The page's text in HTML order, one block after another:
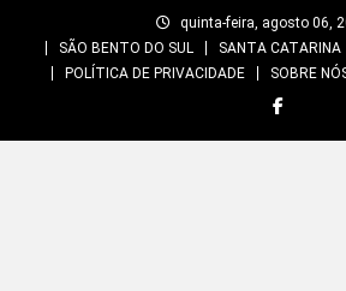
quinta-feira, agosto 06,
SÃO BENTO DO SUL
SANTA CATARINA
POLÍTICA DE PRIVACIDADE
SOBRE